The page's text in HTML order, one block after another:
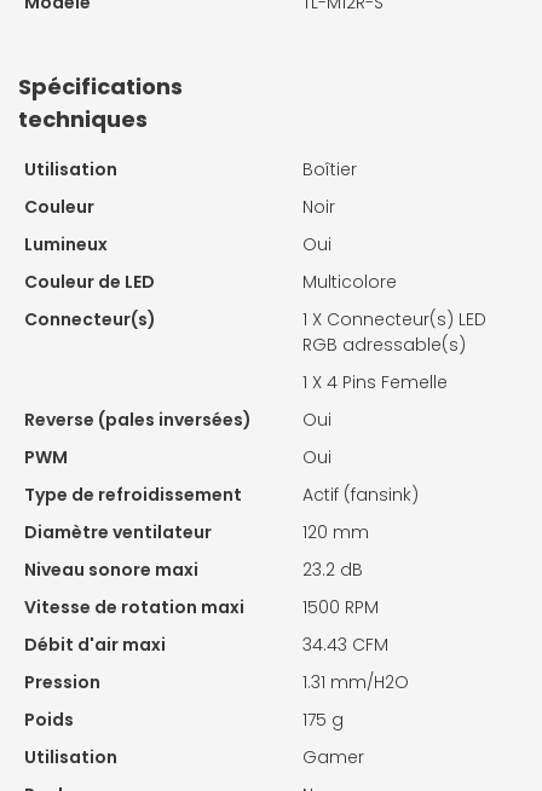
Spécifications
techniques
Utilisation
Boîtier
Couleur
Noir
Lumineux
Oui
Couleur de LED
Multicolore
Connecteur(s)
1 X Connecteur(s) LED
RGB adressable(s)
1 X 4 Pins Femelle
Reverse (pales inversées)
Oui
PWM
Oui
Type de refroidissement
Actif (fansink)
Diamètre ventilateur
120 mm
Niveau sonore maxi
23.2 dB
Vitesse de rotation maxi
1500 RPM
Débit d'air maxi
34.43 CFM
Pression
1.31 mm/H2O
Poids
175 g
Utilisation
Gamer